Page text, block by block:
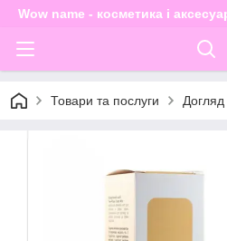
Wow name - косметика і
Товари та послуги